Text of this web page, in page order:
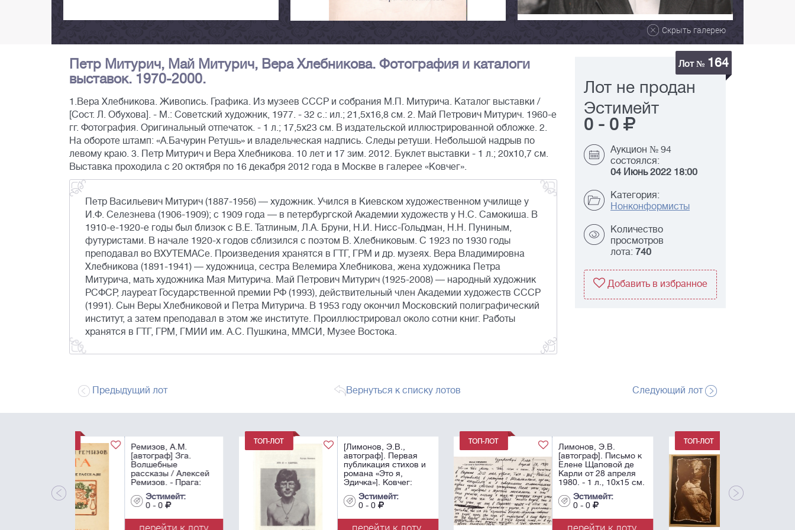
Скрыть галерею
Петр Митурич, Май Митурич, Вера Хлебникова. Фотография и каталоги
выставок. 1970-2000.
1.Вера Хлебникова. Живопись. Графика. Из музеев СССР и собрания М.П. Митурича. Каталог выставки /
[Сост. Л. Обухова]. - М.: Советский художник, 1977. - 32 с.: ил.; 21,5х16,8 см. 2. Май Петрович Митурич. 1960-е
гг. Фотография. Оригинальный отпечаток. - 1 л.; 17,5х23 см. В издательской иллюстрированной обложке. 2.
На обороте штамп: «А.Бачурин Ретушь» и владельческая надпись. Следы ретуши. Небольшой надрыв по
левому краю. 3. Петр Митурич и Вера Хлебникова. 10 лет и 17 зим. 2012. Буклет выставки - 1 л.; 20х10,7 см.
Выставка проходила с 20 октября по 16 декабря 2012 года в Москве в галерее «Ковчег».
Петр Васильевич Митурич (1887-1956) — художник. Учился в Киевском художественном училище у
И.Ф. Селезнева (1906-1909); с 1909 года — в петербургской Академии художеств у Н.С. Самокиша. В
1910-е-1920-е годы был близок с В.Е. Татлиным, Л.А. Бруни, Н.И. Нисс-Гольдман, Н.Н. Пуниным,
футуристами. В начале 1920-х годов сблизился с поэтом В. Хлебниковым. С 1923 по 1930 годы
преподавал во ВХУТЕМАСе. Произведения хранятся в ГТГ, ГРМ и др. музеях. Вера Владимировна
Хлебникова (1891-1941) — художница, сестра Велемира Хлебникова, жена художника Петра
Митурича, мать художника Мая Митурича. Май Петрович Митурич (1925-2008) — народный художник
РСФСР, лауреат Государственной премии РФ (1993), действительный член Академии художеств СССР
(1991). Сын Веры Хлебниковой и Петра Митурича. В 1953 году окончил Московский полиграфический
институт, а затем преподавал в этом же институте. Проиллюстрировал около сотни книг. Работы
хранятся в ГТГ, ГРМ, ГМИИ им. А.С. Пушкина, ММСИ, Музее Востока.
Лот № 164
Лот не продан
Эстимейт
0 - 0
Аукцион № 94
состоялся:
04 Июнь 2022 18:00
Категория:
Нонконформисты
Количество
просмотров
лота: 740
Добавить в избранное
Предыдущий лот Вернуться к списку лотов Следующий лот
автограф]. Первая
романа «Это я,
Эдичка»]. Ковчег:
обл. ...
Лимонов, Э.В.
[автограф]. Письмо к
Елене Щаповой де
Карли от 28 апреля
1980. - 1 л., 10х15 см.
Эстимейт:
Драгомощенко, А.Т.,
Приходько Г. Книга-
выставка. Л.:
самиздат, 1974. 26 с.,
13. фото ил.; 13
картонажных папок.
Эстимейт: